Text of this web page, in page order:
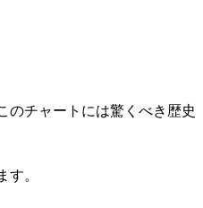
のチャートには驚くべき歴史
。